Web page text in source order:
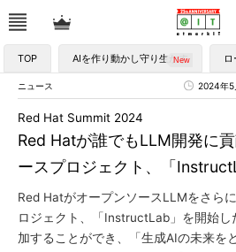
TOP AIを作り動かし守り生かす
ニュース 2024年5
Red Hatが誰でもLLM開発に
ースプロジェクト、「
Red Hat Summit 2024
Red HatがオープンソースLLMをさら
ロジェクト、「InstructLab」を開始し
加することができ、「生成AIの未来を